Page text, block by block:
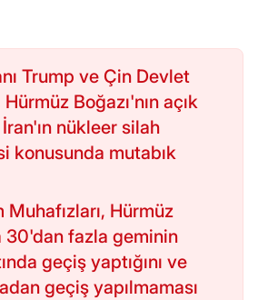
Trump ve Çin Devlet
Boğazı'nın açık
nükleer silah
konusunda mutabık
Muhafızları, Hürmüz
30'dan fazla geminin
geçiş yaptığını ve
geçiş yapılmaması